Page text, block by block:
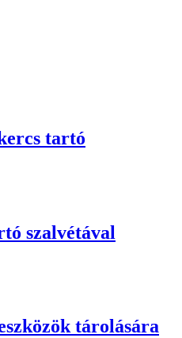
tartó
szalvétával
tárolására